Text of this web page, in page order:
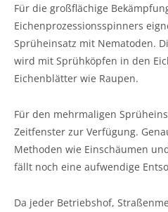
Für die großflächige
Eichenprozessionsspinners
Sprüheinsatz mit Nematoden.
wird mit Sprühköpfen in den
Eichenblätter wie Raupen.
Für den mehrmaligen
Zeitfenster zur Verfügung.
Methoden wie Einschäumen
fällt noch eine aufwendige
Da jeder Betriebshof,